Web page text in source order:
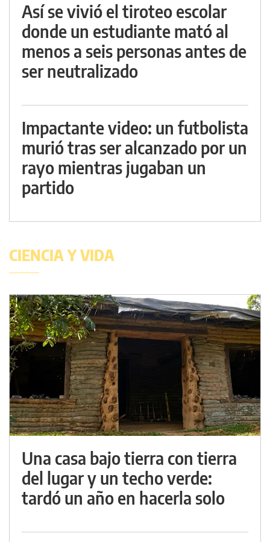
Así se vivió el tiroteo escolar
donde un estudiante mató al
menos a seis personas antes de
ser neutralizado
Impactante video: un futbolista
murió tras ser alcanzado por un
rayo mientras jugaban un
partido
CIENCIA Y VIDA
Una casa bajo tierra con tierra
del lugar y un techo verde:
tardó un año en hacerla solo